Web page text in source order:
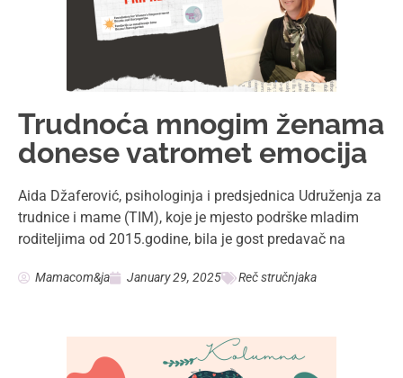
Trudnoća mnogim ženama
donese vatromet emocija
Aida Džaferović, psihologinja i predsjednica Udruženja za
trudnice i mame (TIM), koje je mjesto podrške mladim
roditeljima od 2015.godine, bila je gost predavač na
Mamacom&ja January 29, 2025 Reč stručnjaka